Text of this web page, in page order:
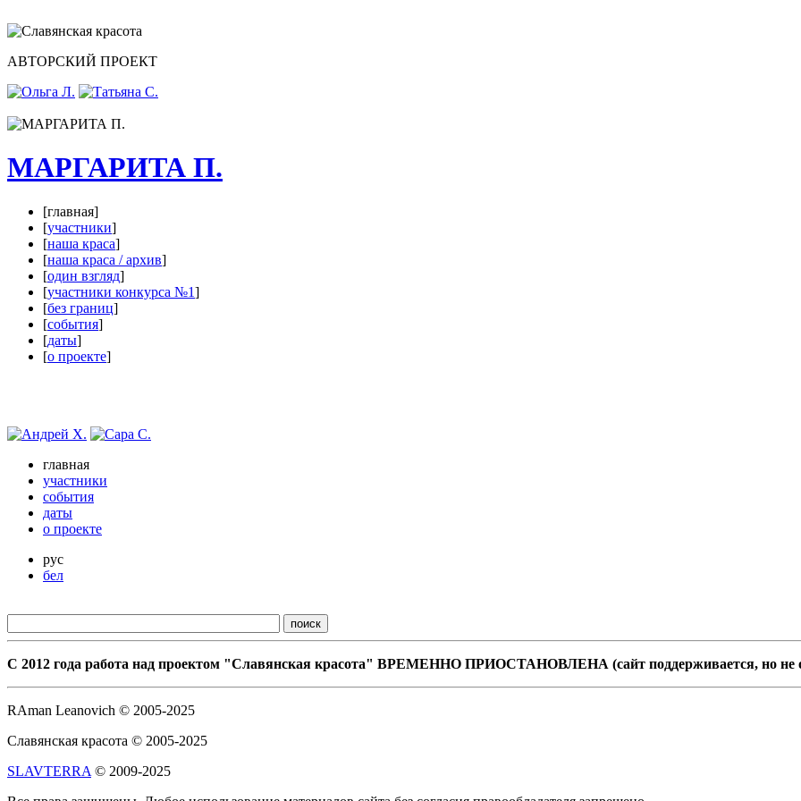
АВТОРСКИЙ ПРОЕКТ
МАРГАРИТА П.
[главная]
[участники]
[наша краса]
[наша краса / архив]
[один взгляд]
[участники конкурса №1]
[без границ]
[события]
[даты]
[о проекте]
главная
участники
события
даты
о проекте
рус
бел
С 2012 года работа над проектом "Славянская красота" ВРЕМЕННО ПРИОСТАНОВЛЕНА (сайт поддерживается, но не
RAman Leanovich © 2005-2025
Славянская красота © 2005-2025
SLAVTERRA © 2009-2025